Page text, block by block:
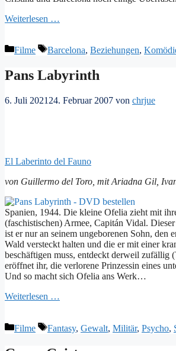
Weiterlesen …
Kategorien
Filme Schlagwörter
Barcelona, Beziehungen,
Pans Labyrinth
6. Juli 2021 24. Februar 2007 von chrjue
El Laberinto del Fauno
von Guillermo del Toro, mit Ariadna Gil,
Spanien, 1944. Die kleine Ofelia zieht mit
(faschistischen) Armee, Capitán Vidal.
ist er nur an seinem ungeborenen Sohn, den
Wald versteckt halten und die er mit einer
beschäftigen muss, entdeckt derweil zufällig
eröffnet ihr, die verlorene Prinzessin eines
Und so macht sich Ofelia ans Werk…
Weiterlesen …
Kategorien
Filme Schlagwörter
Fantasy, Gewalt, Militär, Psycho,